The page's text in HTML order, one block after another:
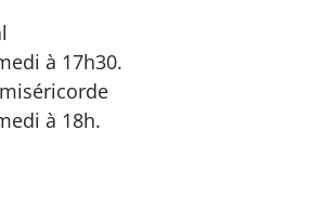
à 17h30.
à 18h.